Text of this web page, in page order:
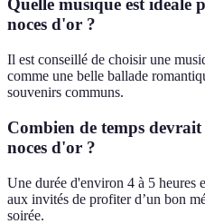
Quelle musique est idéale
noces d'or ?
Il est conseillé de choisir une
comme une belle ballade
souvenirs communs.
Combien de temps
noces d'or ?
Une durée d'environ 4 à 5 heures
aux invités de profiter d’un bon
soirée.